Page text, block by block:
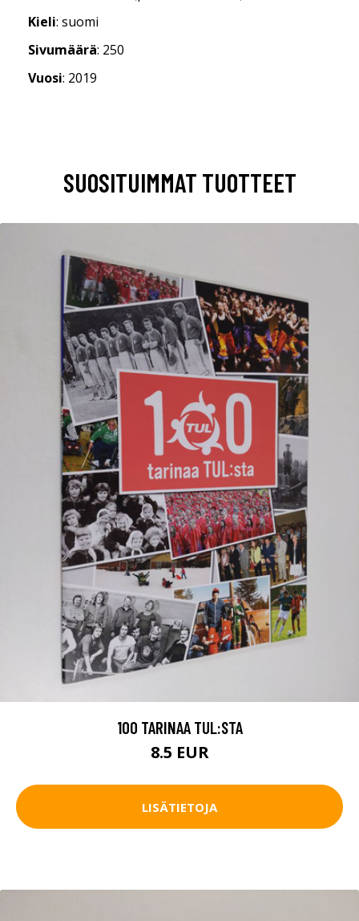
Kieli: suomi
Sivumäärä: 250
Vuosi: 2019
SUOSITUIMMAT TUOTTEET
100 TARINAA TUL:STA
8.5 EUR
LISÄTIETOJA